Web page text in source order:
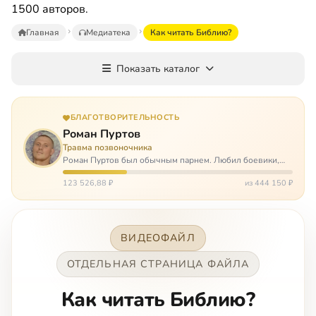
1500 авторов.
Главная Медиатека Как читать Библию?
Показать каталог
БЛАГОТВОРИТЕЛЬНОСТЬ
Роман Пуртов
Травма позвоночника
Роман Пуртов был обычным парнем. Любил боевики,
хорошие автомобили, был не дурак поиграть в комп,
любил жену и обожал дочь. А потом, будучи
123 526,88 ₽ из 444 150 ₽
ВИДЕОФАЙЛ
ОТДЕЛЬНАЯ СТРАНИЦА ФАЙЛА
Как читать Библию?